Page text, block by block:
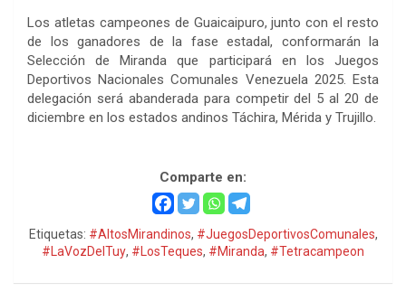
Los atletas campeones de Guaicaipuro, junto con el resto
de los ganadores de la fase estadal, conformarán la
Selección de Miranda que participará en los Juegos
Deportivos Nacionales Comunales Venezuela 2025. Esta
delegación será abanderada para competir del 5 al 20 de
diciembre en los estados andinos Táchira, Mérida y Trujillo.
Comparte en:
Etiquetas: #AltosMirandinos, #JuegosDeportivosComunales,
#LaVozDelTuy, #LosTeques, #Miranda, #Tetracampeon